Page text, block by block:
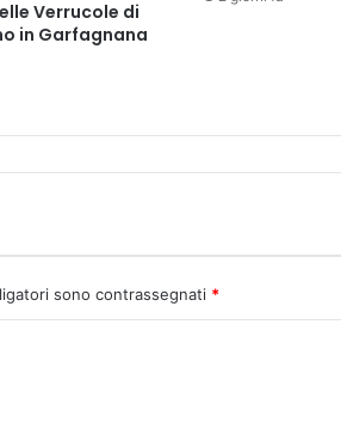
e
D
y
o
v
Verrucole di
in Garfagnana
sono contrassegnati *